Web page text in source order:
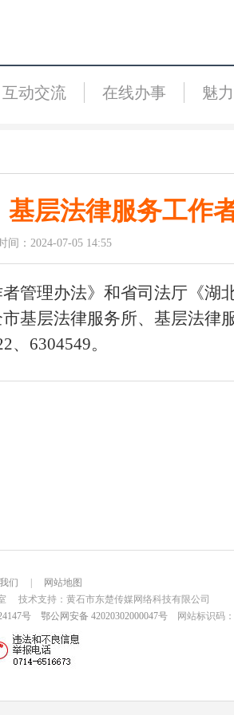
互动交流 在线办事 魅
层法律服务工作
：2024-07-05 14:55
管理办法》和省司法厅《湖
基层法律服务所、基层法律
6304549。
们
网站地图
技术支持：黄石市东楚传媒网络科技有限公司
号 鄂公网安备 42020302000047号 网站标识码：